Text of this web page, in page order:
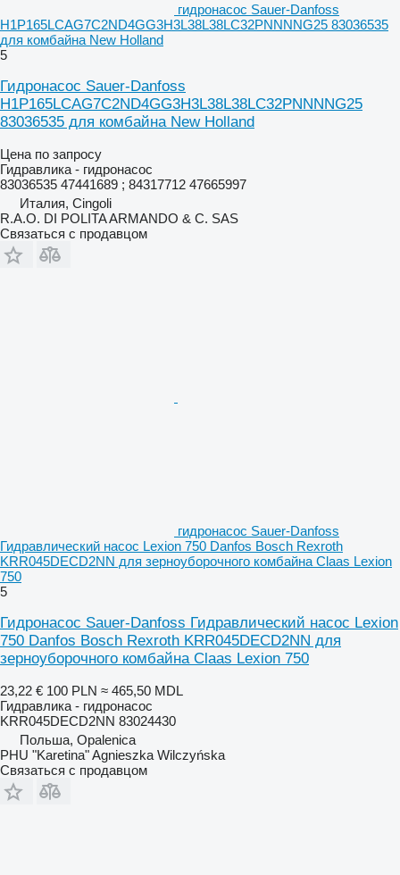
гидронасос Sauer-Danfoss
H1P165LCAG7C2ND4GG3H3L38L38LC32PNNNNG25 83036535
для комбайна New Holland
5
Гидронасос Sauer-Danfoss
H1P165LCAG7C2ND4GG3H3L38L38LC32PNNNNG25
83036535 для комбайна New Holland
Цена по запросу
Гидравлика - гидронасос
83036535 47441689 ; 84317712 47665997
Италия, Cingoli
R.A.O. DI POLITA ARMANDO & C. SAS
Связаться с продавцом
гидронасос Sauer-Danfoss
Гидравлический насос Lexion 750 Danfos Bosch Rexroth
KRR045DECD2NN для зерноуборочного комбайна Claas Lexion
750
5
Гидронасос Sauer-Danfoss Гидравлический насос Lexion
750 Danfos Bosch Rexroth KRR045DECD2NN для
зерноуборочного комбайна Claas Lexion 750
23,22 € 100 PLN ≈ 465,50 MDL
Гидравлика - гидронасос
KRR045DECD2NN 83024430
Польша, Opalenica
PHU "Karetina" Agnieszka Wilczyńska
Связаться с продавцом